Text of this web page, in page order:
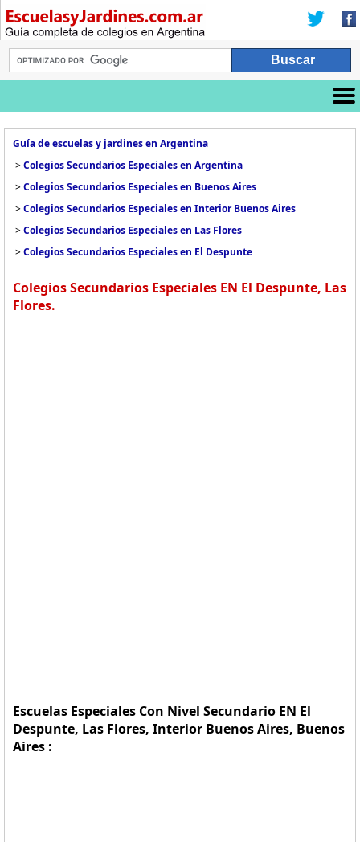
Guía de escuelas y jardines en Argentina
>Colegios Secundarios Especiales en Argentina
>Colegios Secundarios Especiales en Buenos Aires
>Colegios Secundarios Especiales en Interior Buenos Aires
>Colegios Secundarios Especiales en Las Flores
>Colegios Secundarios Especiales en El Despunte
Colegios Secundarios Especiales EN El Despunte, Las
Flores.
Escuelas Especiales Con Nivel Secundario EN El
Despunte, Las Flores, Interior Buenos Aires, Buenos
Aires :